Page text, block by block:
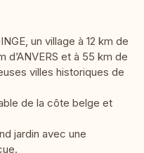
un village à 12 km de
d’ANVERS et à 55 km de
villes historiques de
de la côte belge et
jardin avec une